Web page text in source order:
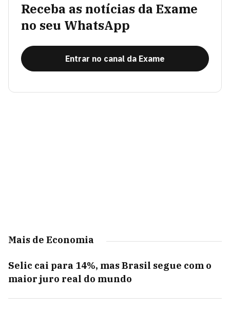
Receba as notícias da Exame
no seu WhatsApp
Entrar no canal da Exame
Mais de Economia
Selic cai para 14%, mas Brasil segue com o
maior juro real do mundo